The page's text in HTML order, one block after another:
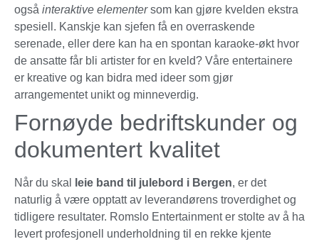
også interaktive elementersom kan gjøre kvelden ekstra
spesiell. Kanskje kan sjefen få en overraskende
serenade, eller dere kan ha en spontan karaoke-økt hvor
de ansatte får bli artister for en kveld? Våre entertainere
er kreative og kan bidra med ideer som gjør
arrangementet unikt og minneverdig.
Fornøyde bedriftskunder og
dokumentert kvalitet
Når du skal leie band til julebord i Bergen, er det
naturlig å være opptatt av leverandørens troverdighet og
tidligere resultater. Romslo Entertainment er stolte av å ha
levert profesjonell underholdning til en rekke kjente